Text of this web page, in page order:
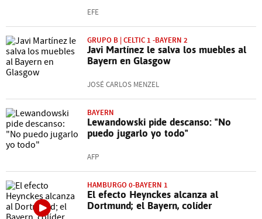
EFE
GRUPO B | CELTIC 1 -BAYERN 2
Javi Martínez le salva los muebles al
Bayern en Glasgow
JOSÉ CARLOS MENZEL
BAYERN
Lewandowski pide descanso: "No
puedo jugarlo yo todo"
AFP
HAMBURGO 0-BAYERN 1
El efecto Heynckes alcanza al
Dortmund; el Bayern, colíder